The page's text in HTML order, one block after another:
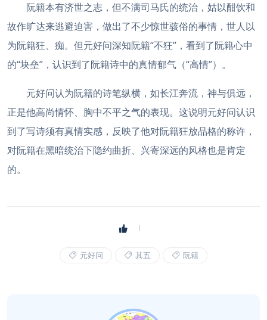
阮籍本有济世之志，但不满司马氏的统治，姑以酣饮和
故作旷达来逃避迫害，做出了不少惊世骇俗的事情，世人以
为阮籍狂、痴。但元好问深知阮籍“不狂”，看到了阮籍心中
的“块垒”，认识到了阮籍诗中的真情郁气（“高情”）。
元好问认为阮籍的诗笔纵横，如长江奔流，神与俱远，
正是他高尚情怀、胸中不平之气的表现。这说明元好问认识
到了写诗须有真情实感，反映了他对阮籍狂放品格的称许，
对阮籍在黑暗统治下隐约曲折、兴寄深远的风格也是肯定
的。
元好问 其五 阮籍